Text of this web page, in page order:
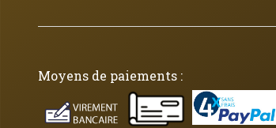
Moyens de paiements :